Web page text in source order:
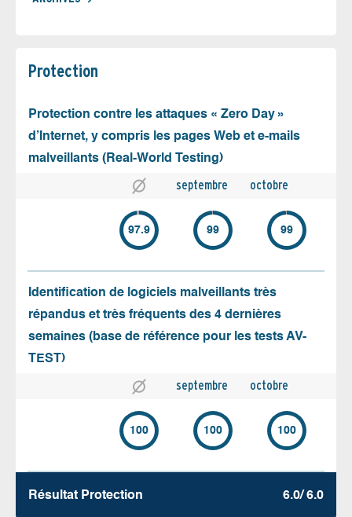
Protection
Protection contre les attaques « Zero Day »
d’Internet, y compris les pages Web et e-mails
malveillants (Real-World Testing)
septembre octobre
97.9 99 99
Identification de logiciels malveillants très
répandus et très fréquents des 4 dernières
semaines (base de référence pour les tests AV-
TEST)
septembre octobre
100 100 100
Résultat Protection 6.0/ 6.0